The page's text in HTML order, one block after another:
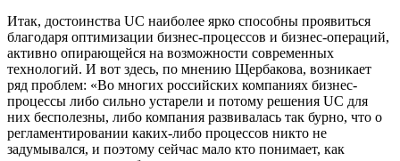
Итак, достоинства UC наиболее ярко способны проявиться
благодаря оптимизации бизнес-процессов и бизнес-операций,
активно опирающейся на возможности современных
технологий. И вот здесь, по мнению Щербакова, возникает
ряд проблем: «Во многих российских компаниях бизнес-
процессы либо сильно устарели и потому решения UC для
них бесполезны, либо компания развивалась так бурно, что о
регламентировании каких-либо процессов никто не
задумывался, и поэтому сейчас мало кто понимает, как